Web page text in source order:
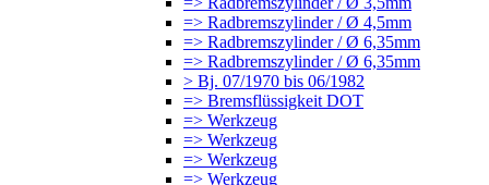
=> Radbremszylinder / Ø 4,5mm
=> Radbremszylinder / Ø 6,35mm
=> Radbremszylinder / Ø 6,35mm
> Bj. 07/1970 bis 06/1982
=> Bremsflüssigkeit DOT
=> Werkzeug
=> Werkzeug
=> Werkzeug
=> Werkzeug